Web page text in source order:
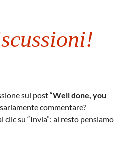
sul post “Well done, you
commentare?
clic su “Invia”: al resto pensiamo